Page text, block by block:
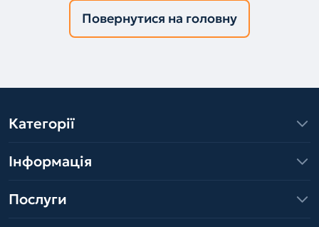
Повернутися на головну
Категорії
Інформація
Послуги